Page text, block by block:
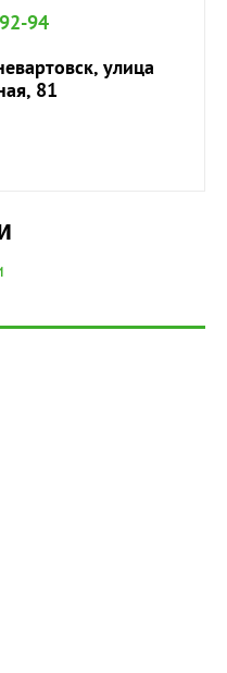
94
улица
81